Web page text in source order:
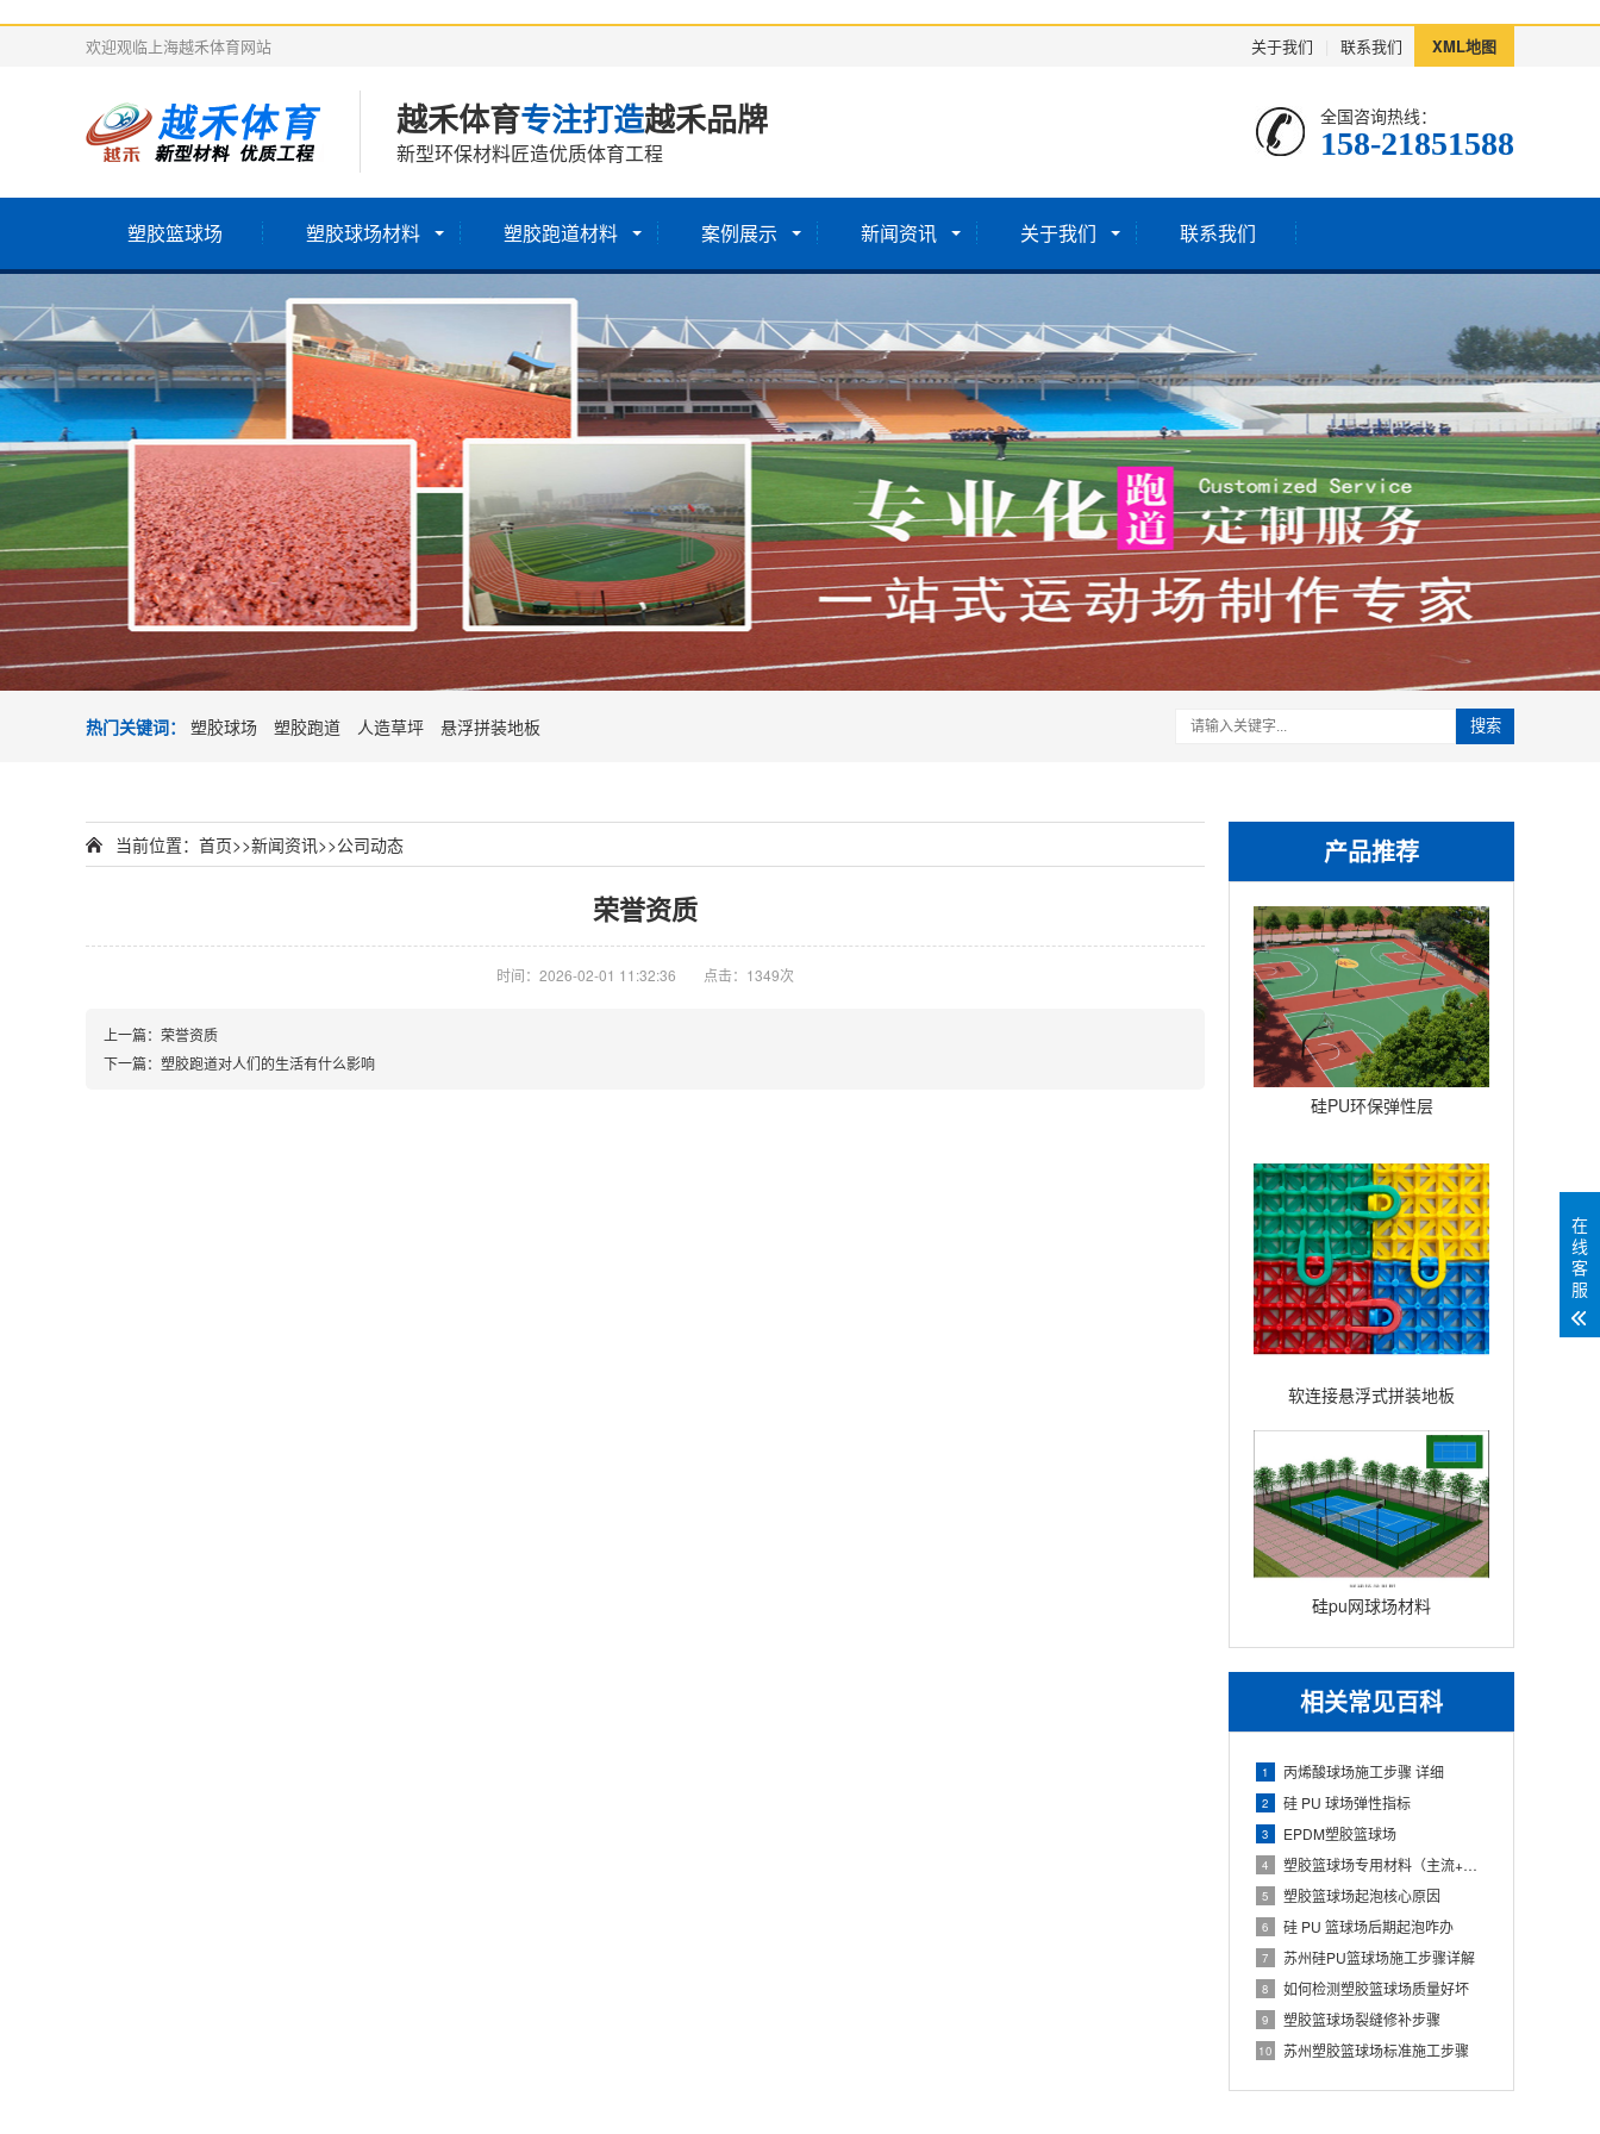
关于我们 联系我们 XML地图
欢迎观临上海越禾体育网站
越禾体育专注打造越禾品牌
新型环保材料匠造优质体育工程
全国咨询热线：
158-21851588
塑胶篮球场 塑胶球场材料 塑胶跑道材料 案例展示 新闻资讯 关于我们 联系我们
热门关键词： 塑胶球场 塑胶跑道 人造草坪 悬浮拼装地板 搜索
产品推荐
硅PU环保弹性层
软连接悬浮式拼装地板
硅pu网球场材料
相关常见百科
1 丙烯酸球场施工步骤 详细
2 硅 PU 球场弹性指标
3 EPDM塑胶篮球场
4 塑胶篮球场专用材料（主流+配套+标准）
5 塑胶篮球场起泡核心原因
6 硅 PU 篮球场后期起泡咋办
7 苏州硅PU篮球场施工步骤详解
8 如何检测塑胶篮球场质量好坏
9 塑胶篮球场裂缝修补步骤
10 苏州塑胶篮球场标准施工步骤
当前位置： 首页>>新闻资讯>>公司动态
荣誉资质
时间：2026-02-01 11:32:36 点击：1349次
上一篇： 荣誉资质
下一篇： 塑胶跑道对人们的生活有什么影响
在
线
客
服